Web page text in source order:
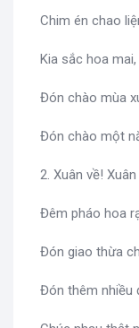
Chim én chao
Kia sắc hoa
Đón chào mùa
Đón chào một
2. Xuân về! Xuân
Đêm pháo hoa
Đón giao thừa
Đón thêm nhiều